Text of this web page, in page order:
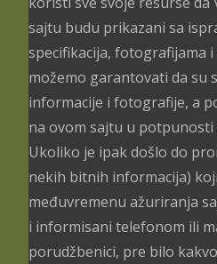
sajtu budu prikazani sa
specifikacija, fotografijama i
možemo garantovati da su
informacije i fotografije, a
na ovom sajtu u
Ukoliko je ipak došlo do
nekih bitnih informacija)
međuvremenu ažuriranja
i informisani telefonom ili
porudžbenici, pre bilo